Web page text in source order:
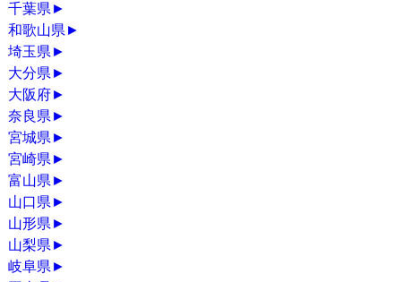
千葉県►
和歌山県►
埼玉県►
大分県►
大阪府►
奈良県►
宮城県►
宮崎県►
富山県►
山口県►
山形県►
山梨県►
岐阜県►